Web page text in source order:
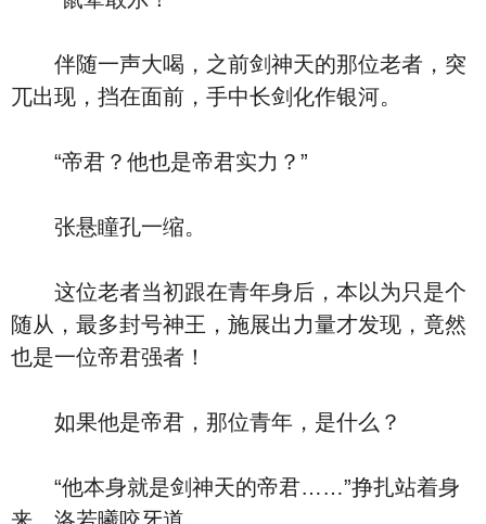
伴随一声大喝，之前剑神天的那位老者，突
兀出现，挡在面前，手中长剑化作银河。
“帝君？他也是帝君实力？”
张悬瞳孔一缩。
这位老者当初跟在青年身后，本以为只是个
随从，最多封号神王，施展出力量才发现，竟然
也是一位帝君强者！
如果他是帝君，那位青年，是什么？
“他本身就是剑神天的帝君……”挣扎站着身